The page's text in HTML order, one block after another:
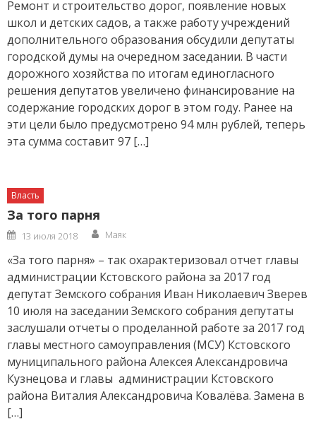
Ремонт и строительство дорог, появление новых
школ и детских садов, а также работу учреждений
дополнительного образования обсудили депутаты
городской думы на очередном заседании. В части
дорожного хозяйства по итогам единогласного
решения депутатов увеличено финансирование на
содержание городских дорог в этом году. Ранее на
эти цели было предусмотрено 94 млн рублей, теперь
эта сумма составит 97 […]
Власть
За того парня
Posted
on
13 июля 2018 Author
Маяк
«За того парня» – так охарактеризовал отчет главы
администрации Кстовского района за 2017 год
депутат Земского собрания Иван Николаевич Зверев
10 июля на заседании Земского собрания депутаты
заслушали отчеты о проделанной работе за 2017 год
главы местного самоуправления (МСУ) Кстовского
муниципального района Алексея Александровича
Кузнецова и главы администрации Кстовского
района Виталия Александровича Ковалёва. Замена в
[…]